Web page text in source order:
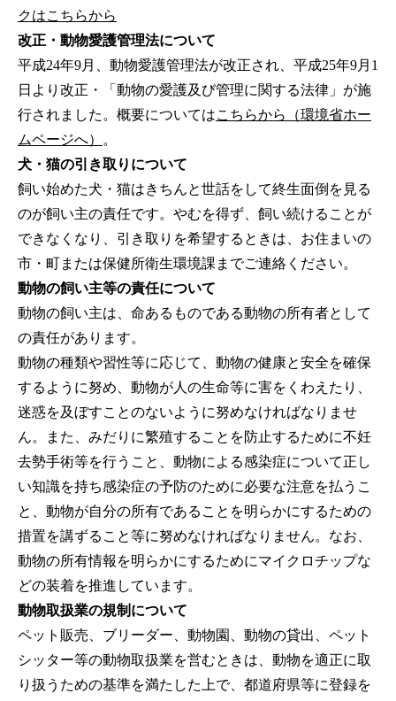
クはこちらから
改正・動物愛護管理法について
平成24年9月、動物愛護管理法が改正され、平成25年9月1
日より改正・「動物の愛護及び管理に関する法律」が施
行されました。概要についてはこちらから（環境省ホー
ムページへ）
。
犬・猫の引き取りについて
飼い始めた犬・猫はきちんと世話をして終生面倒を見る
のが飼い主の責任です。やむを得ず、飼い続けることが
できなくなり、引き取りを希望するときは、お住まいの
市・町または保健所衛生環境課までご連絡ください。
動物の飼い主等の責任について
動物の飼い主は、命あるものである動物の所有者として
の責任があります。
動物の種類や習性等に応じて、動物の健康と安全を確保
するように努め、動物が人の生命等に害をくわえたり、
迷惑を及ぼすことのないように努めなければなりませ
ん。また、みだりに繁殖することを防止するために不妊
去勢手術等を行うこと、動物による感染症について正し
い知識を持ち感染症の予防のために必要な注意を払うこ
と、動物が自分の所有であることを明らかにするための
措置を講ずること等に努めなければなりません。なお、
動物の所有情報を明らかにするためにマイクロチップな
どの装着を推進しています。
動物取扱業の規制について
ペット販売、ブリーダー、動物園、動物の貸出、ペット
シッター等の動物取扱業を営むときは、動物を適正に取
り扱うための基準を満たした上で、都道府県等に登録を